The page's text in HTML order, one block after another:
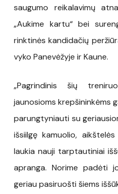
saugumo reikalavimų
„Aukime kartu“ bei
rinktinės kandidačių
vyko Panevėžyje ir Kaune.
„Pagrindinis šių
jaunosioms krepšininkėms
parungtyniauti su
išsiilgę kamuolio,
laukia nauji tarptautiniai
apranga. Norime padėti
geriau pasiruošti šiems